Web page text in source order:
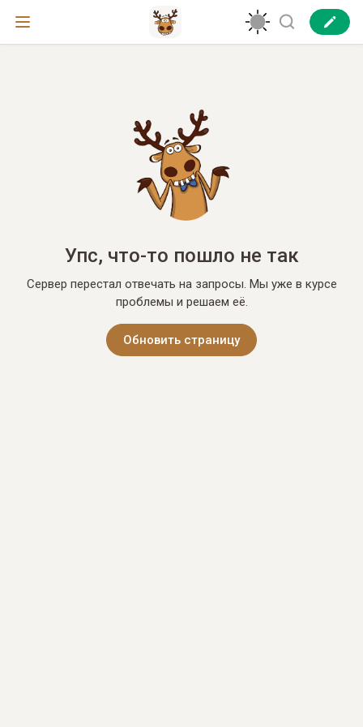
Упс, что-то пошло не так
Сервер перестал отвечать на запросы. Мы уже в курсе
проблемы и решаем её.
Обновить страницу